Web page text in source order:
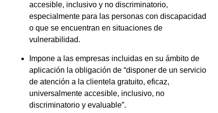
accesible, inclusivo y no discriminatorio,
especialmente para las personas con discapacidad
o que se encuentran en situaciones de
vulnerabilidad.
Impone a las empresas incluidas en su ámbito de
aplicación la obligación de “disponer de un servicio
de atención a la clientela gratuito, eficaz,
universalmente accesible, inclusivo, no
discriminatorio y evaluable”.